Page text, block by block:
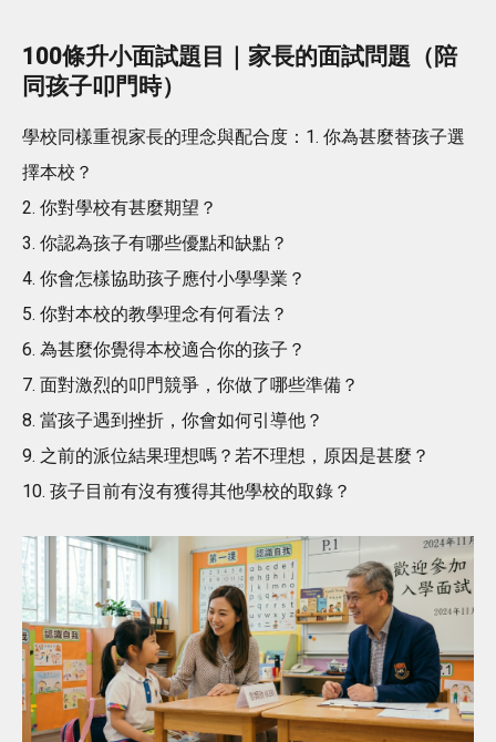
100條升小面試題目｜家長的面試問題（陪
同孩子叩門時）
學校同樣重視家長的理念與配合度：1. 你為甚麼替孩子選
擇本校？
2. 你對學校有甚麼期望？
3. 你認為孩子有哪些優點和缺點？
4. 你會怎樣協助孩子應付小學學業？
5. 你對本校的教學理念有何看法？
6. 為甚麼你覺得本校適合你的孩子？
7. 面對激烈的叩門競爭，你做了哪些準備？
8. 當孩子遇到挫折，你會如何引導他？
9. 之前的派位結果理想嗎？若不理想，原因是甚麼？
10. 孩子目前有沒有獲得其他學校的取錄？